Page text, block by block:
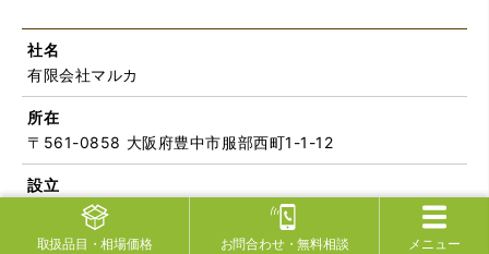
社名
有限会社マルカ
所在
〒561-0858 大阪府豊中市服部西町1-1-12
設立
昭和18年 営業開始
昭和53年6月30日 会社設立
取扱品目 ・相場価格 お問合わせ・無料相談 メニュー